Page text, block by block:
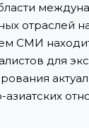
отраслей
СМИ
для